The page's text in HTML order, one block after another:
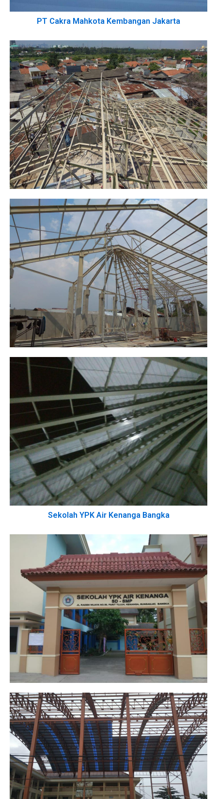
PT Cakra Mahkota Kembangan Jakarta
Sekolah YPK Air Kenanga Bangka